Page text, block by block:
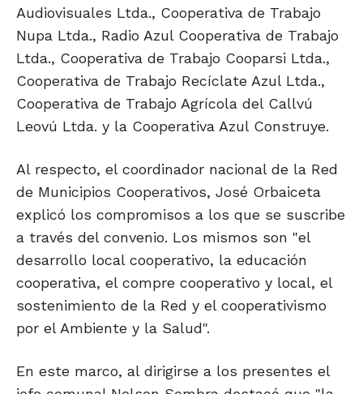
Audiovisuales Ltda., Cooperativa de Trabajo
Nupa Ltda., Radio Azul Cooperativa de Trabajo
Ltda., Cooperativa de Trabajo Cooparsi Ltda.,
Cooperativa de Trabajo Recíclate Azul Ltda.,
Cooperativa de Trabajo Agrícola del Callvú
Leovú Ltda. y la Cooperativa Azul Construye.
Al respecto, el coordinador nacional de la Red
de Municipios Cooperativos, José Orbaiceta
explicó los compromisos a los que se suscribe
a través del convenio. Los mismos son "el
desarrollo local cooperativo, la educación
cooperativa, el compre cooperativo y local, el
sostenimiento de la Red y el cooperativismo
por el Ambiente y la Salud".
En este marco, al dirigirse a los presentes el